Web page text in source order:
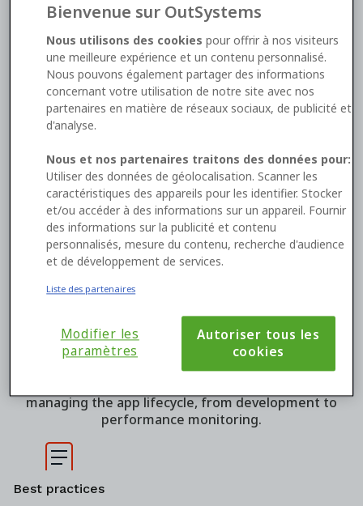
Get hands-on experience using low-code
Ready to build a reactive web app in mere hours?
Use the OutSystems platform and learn how to
harness it for developing, updating, and deploying
enterprise-grade applications, and more—in a free 3-
exercises, coaching, and lots of Q&A time.
What Will You Learn?
Smarter AppDev
Learn more about low-code and what you can do with
managing the app lifecycle, from development to
performance monitoring.
Best practices
Bienvenue sur OutSystems
Nous utilisons des cookies pour offrir à nos visiteurs
une meilleure expérience et un contenu personnalisé.
Nous pouvons également partager des informations
concernant votre utilisation de notre site avec nos
partenaires en matière de réseaux sociaux, de publicité et
d'analyse.
Nous et nos partenaires traitons des données pour:
Utiliser des données de géolocalisation. Scanner les
caractéristiques des appareils pour les identifier. Stocker
et/ou accéder à des informations sur un appareil. Fournir
des informations sur la publicité et contenu
personnalisés, mesure du contenu, recherche d'audience
et de développement de services.
Liste des partenaires
Modifier les
paramètres
Autoriser tous les
cookies